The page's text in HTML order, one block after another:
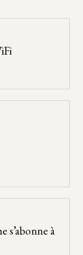
s’abonne à